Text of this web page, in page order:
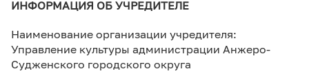
ИНФОРМАЦИЯ ОБ УЧРЕДИТЕЛЕ
Наименование организации учредителя:
Управление культуры администрации Анжеро-
Судженского городского округа